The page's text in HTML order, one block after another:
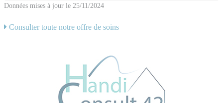
Données mises à jour le 25/11/2024
Consulter toute notre offre de soins